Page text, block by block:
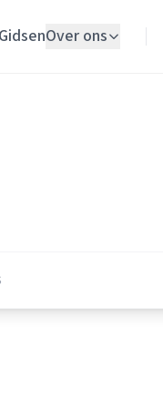
GidsenOver ons